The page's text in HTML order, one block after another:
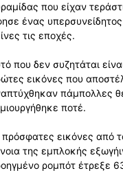
που είχαν
ένας
τις εποχές.
που δεν συζητάται
εικόνες που
πάμπολλες
ποτέ.
πρόσφατες εικόνες από
της εμπλοκής
ρομπότ έτρεξε